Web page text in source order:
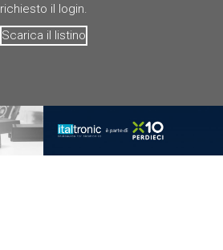
richiesto il login.
Scarica il listino